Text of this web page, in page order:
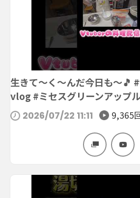
生きて〜く〜んだ今日も〜🎵
vlog #ミセスグリーンアップ
2026/07/22 11:11 9,365